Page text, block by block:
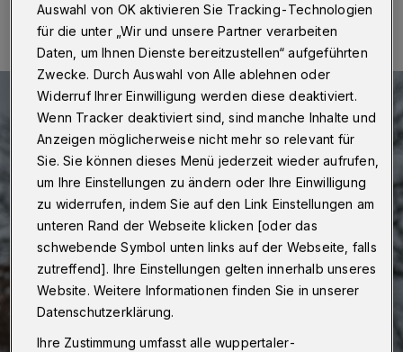
Auswahl von OK aktivieren Sie Tracking-Technologien
für die unter „Wir und unsere Partner verarbeiten
Daten, um Ihnen Dienste bereitzustellen“ aufgeführten
Zwecke. Durch Auswahl von Alle ablehnen oder
Widerruf Ihrer Einwilligung werden diese deaktiviert.
Wenn Tracker deaktiviert sind, sind manche Inhalte und
Anzeigen möglicherweise nicht mehr so relevant für
Sie. Sie können dieses Menü jederzeit wieder aufrufen,
um Ihre Einstellungen zu ändern oder Ihre Einwilligung
zu widerrufen, indem Sie auf den Link Einstellungen am
unteren Rand der Webseite klicken [oder das
schwebende Symbol unten links auf der Webseite, falls
zutreffend]. Ihre Einstellungen gelten innerhalb unseres
Website. Weitere Informationen finden Sie in unserer
Datenschutzerklärung.
Ihre Zustimmung umfasst alle wuppertaler-